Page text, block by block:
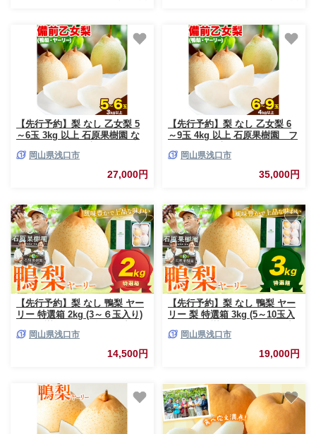
【先行予約】梨 なし 乙女梨 5
～6玉 3kg 以上 石原果樹園 な
11月中旬-12月下旬頃より発送
予定》岡山県 浅口市 果物 フル
ーツ 梨 鴨梨 備前乙女梨 ヤーリ
岡山県浅口市
27,000円
【先行予約】梨 なし 乙女梨 6
～9玉 4kg 以上 石原果樹園 フ
中旬-12月下旬頃より発送予定》
岡山県 浅口市 果物 フルーツ 梨
鴨梨 備前乙女梨 ヤーリー
岡山県浅口市
35,000円
【先行予約】梨 なし 鴨梨 ヤー
リー 特選箱 2kg (3～６玉入り)
旬-12月下旬頃より発送予定》岡
山県 浅口市 果物 フルーツ お取
り寄せ お取り寄せフルーツ 送
岡山県浅口市
14,500円
【先行予約】梨 なし 鴨梨 ヤー
リー 梨 特選箱 3kg (5～10玉入
旬-12月下旬頃より発送予定》岡
山県 浅口市 果物 フルーツ お取
り寄せ お取り寄せフルーツ 送
岡山県浅口市
19,000円